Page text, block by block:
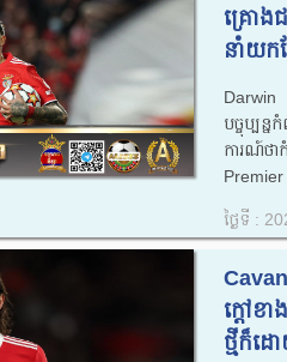
គ្រោង
នាំយក
Darwin
បច្ចុប្បន្
ការណ៍ថា
Premier
ថ្ងៃទី :
ក្តៅខា
ថ្មីក៏ដ